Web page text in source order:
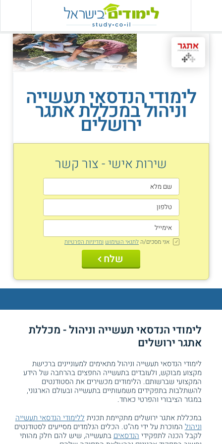
לימודי הנדסאי תעשייה
וניהול במכללת אתגר
ירושלים
שירות אישי - צור קשר
אני מסכים/ה לתנאי השימוש ומדיניות הפרטיות
שלח
לימודי הנדסאי תעשייה וניהול - מכללת
אתגר ירושלים
לימודי הנדסאי תעשייה וניהול מתאימים למעוניינים ברכישת
מקצוע מבוקש, ולעובדים בתעשייה החפצים בהרחבה של הידע
המקצועי שברשותם. הלימודים מכשירים את הסטודנטים
להשתלבות בתפקידים משמעותיים בתעשייה ובעולם הארגוני,
במגזר הציבורי והפרטי כאחד.
במכללת אתגר ירושלים מתקיימת תכנית ללימודי הנדסאי תעשייה
וניהול המוכרת על ידי מה"ט. הכלים הנלמדים מסייעים לסטודנטים
לקבל הכנה לתפקידי הנדסאים בתעשייה, שיש להם חלק מהותי